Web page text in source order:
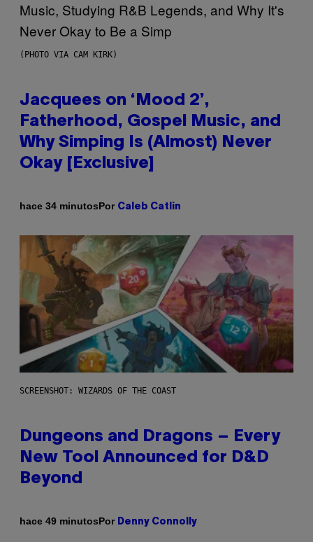
(PHOTO VIA CAM KIRK)
Jacquees on ‘Mood 2’,
Fatherhood, Gospel Music, and
Why Simping Is (Almost) Never
Okay [Exclusive]
hace 34 minutosPor Caleb Catlin
SCREENSHOT: WIZARDS OF THE COAST
Dungeons and Dragons – Every
New Tool Announced for D&D
Beyond
hace 49 minutosPor Denny Connolly